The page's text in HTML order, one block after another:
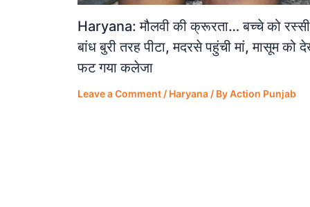
Haryana: मौलवी की क्रूरता… बच्चे को
बांध बुरी तरह पीटा, मदरसे पहुंची मां, मासूम को
फट गया कलेजा
Leave a Comment / Haryana / ByAction Punjab